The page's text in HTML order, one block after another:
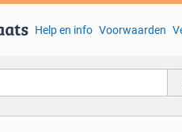
Help en info Voorwaarden